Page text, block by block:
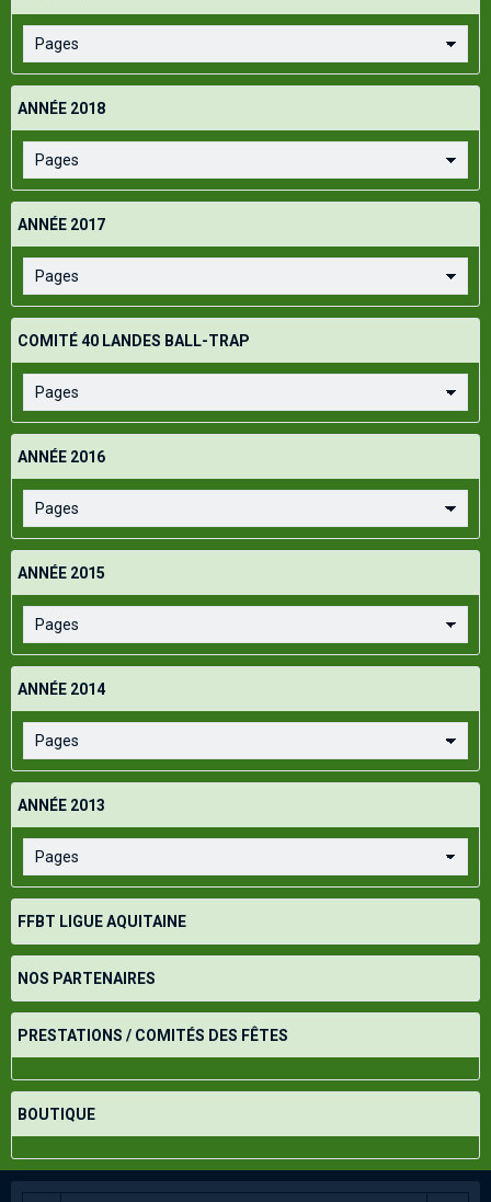
ANNÉE 2018
ANNÉE 2017
COMITÉ 40 LANDES BALL-TRAP
ANNÉE 2016
ANNÉE 2015
ANNÉE 2014
ANNÉE 2013
FFBT LIGUE AQUITAINE
NOS PARTENAIRES
PRESTATIONS / COMITÉS DES FÊTES
BOUTIQUE